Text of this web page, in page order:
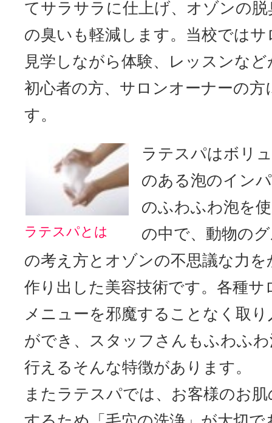
てサラサラに仕上げ、オゾンの脱
の臭いも軽減します。当校では
見学しながら体験、レッスンな
初心者の方、サロンオーナーの
す。
ラテスパとは
ラテスパはボリ
のある泡のイン
のふわふわ泡を
の中で、動物の
の考え方とオゾンの不思議な力
作り出した美容技術です。各種サ
メニューを邪魔することなく取
ができ、スタッフさんもふわふ
行えるそんな特徴があります。
またラテスパでは、お客様のお